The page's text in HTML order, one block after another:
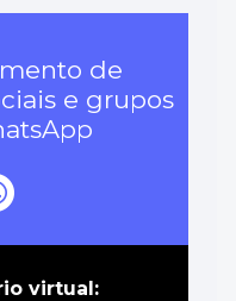
de
e grupos
virtual: